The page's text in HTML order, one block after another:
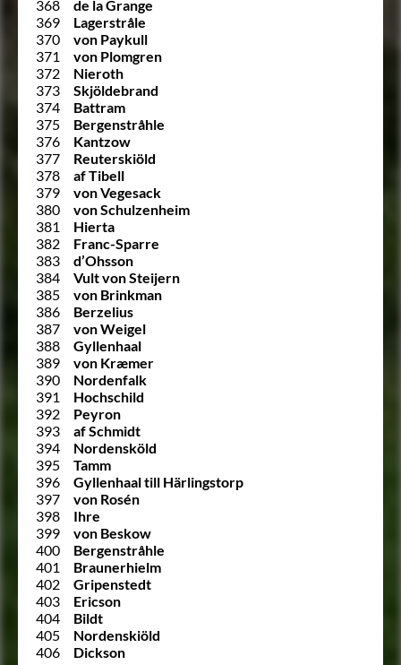
368
de la Grange
369
Lagerstråle
370
von Paykull
371
von Plomgren
372
Nieroth
373
Skjöldebrand
374
Battram
375
Bergenstråhle
376
Kantzow
377
Reuterskiöld
378
af Tibell
379
von Vegesack
380
von Schulzenheim
381
Hierta
382
Franc-Sparre
383
d’Ohsson
384
Vult von Steijern
385
von Brinkman
386
Berzelius
387
von Weigel
388
Gyllenhaal
389
von Kræmer
390
Nordenfalk
391
Hochschild
392
Peyron
393
af Schmidt
394
Nordensköld
395
Tamm
396
Gyllenhaal till Härlingstorp
397
von Rosén
398
Ihre
399
von Beskow
400
Bergenstråhle
401
Braunerhielm
402
Gripenstedt
403
Ericson
404
Bildt
405
Nordenskiöld
406
Dickson